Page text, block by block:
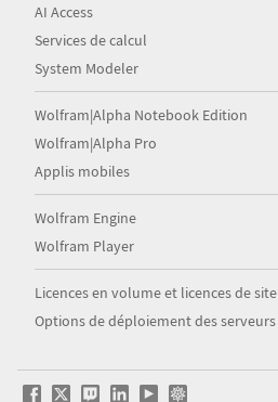
AI Access
Services de calcul
System Modeler
Wolfram|Alpha Notebook Edition
Wolfram|Alpha Pro
Applis mobiles
Wolfram Engine
Wolfram Player
Licences en volume et licences de site
Options de déploiement des serveurs